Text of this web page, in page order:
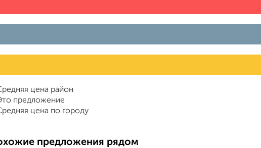
цена район
предложение
цена по городу
предложения рядом